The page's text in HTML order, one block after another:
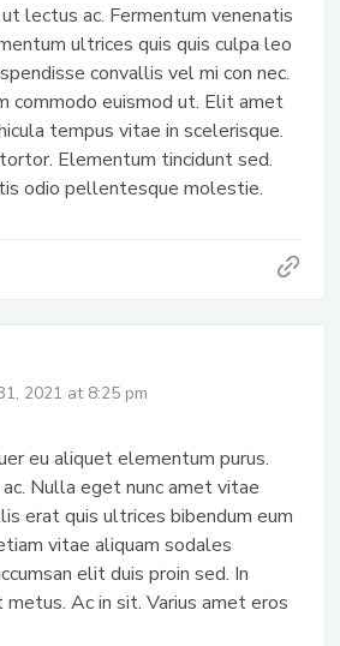
lectus ac. Fermentum venenatis
ultrices quis quis culpa leo
convallis vel mi con nec.
commodo euismod ut. Elit amet
tempus vitae in scelerisque.
Elementum tincidunt sed.
odio pellentesque molestie.
2021 at 8:25 pm
eu aliquet elementum purus.
Nulla eget nunc amet vitae
erat quis ultrices bibendum eum
vitae aliquam sodales
elit duis proin sed. In
Ac in sit. Varius amet eros